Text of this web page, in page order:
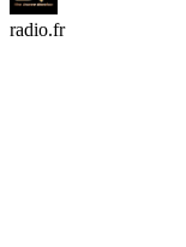
radio.fr